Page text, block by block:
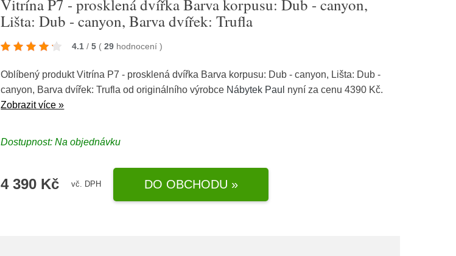
Vitrína P7 - prosklená dvířka Barva korpusu: Dub - canyon,
Lišta: Dub - canyon, Barva dvířek: Trufla
4.1 / 5 ( 29 hodnocení)
Oblíbený produkt Vitrína P7 - prosklená dvířka Barva korpusu: Dub - canyon, Lišta: Dub -
canyon, Barva dvířek: Trufla od originálního výrobce Nábytek Paul nyní za cenu 4390 Kč.
Zobrazit více »
Dostupnost: Na objednávku
4 390 Kč vč. DPH DO OBCHODU »